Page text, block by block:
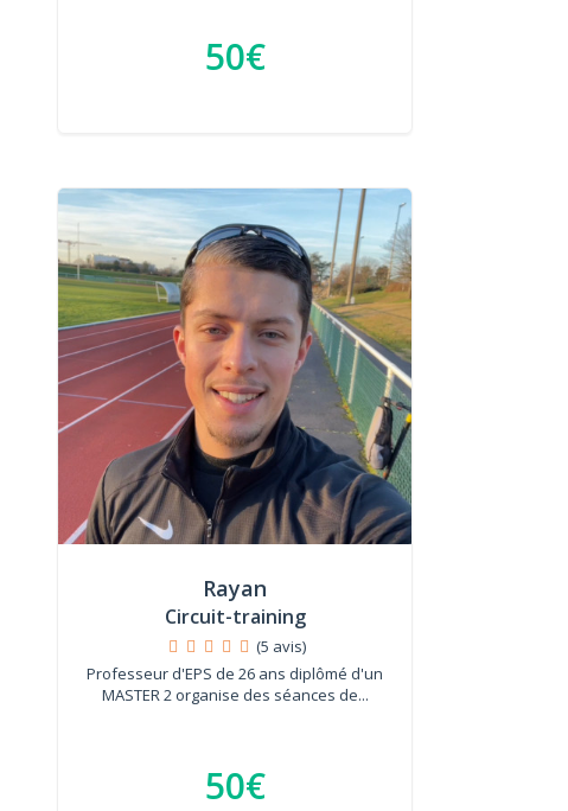
50€
Rayan
Circuit-training
(5 avis)
Professeur d'EPS de 26 ans diplômé d'un
MASTER 2 organise des séances de...
50€